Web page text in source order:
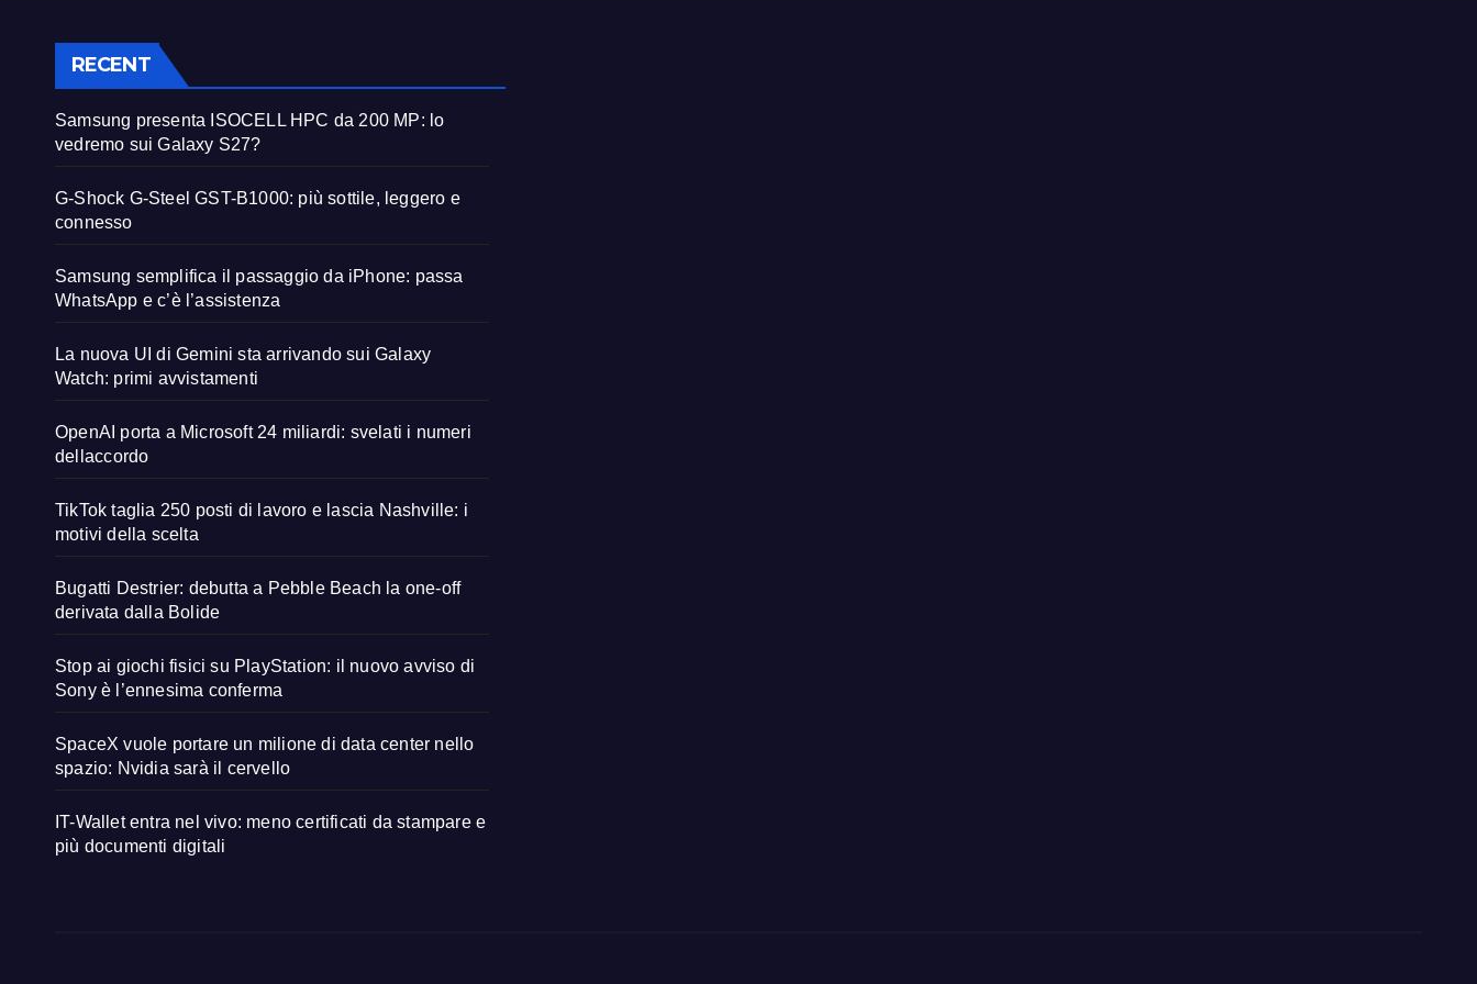
RECENT
Samsung presenta ISOCELL HPC da 200 MP: lo
vedremo sui Galaxy S27?
G-Shock G-Steel GST-B1000: più sottile, leggero e
connesso
Samsung semplifica il passaggio da iPhone: passa
WhatsApp e c’è l’assistenza
La nuova UI di Gemini sta arrivando sui Galaxy
Watch: primi avvistamenti
OpenAI porta a Microsoft 24 miliardi: svelati i numeri
dellaccordo
TikTok taglia 250 posti di lavoro e lascia Nashville: i
motivi della scelta
Bugatti Destrier: debutta a Pebble Beach la one-off
derivata dalla Bolide
Stop ai giochi fisici su PlayStation: il nuovo avviso di
Sony è l’ennesima conferma
SpaceX vuole portare un milione di data center nello
spazio: Nvidia sarà il cervello
IT-Wallet entra nel vivo: meno certificati da stampare e
più documenti digitali